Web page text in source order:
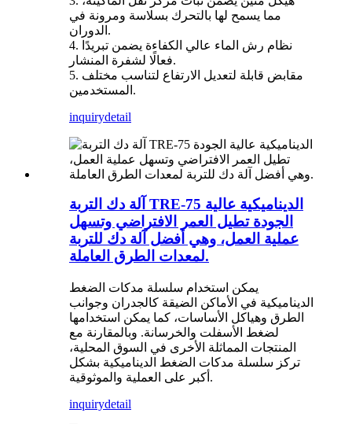
مما يسمح لها بالتحرك بسلاسة ومرونة في
الدوران.
4. نظام رش الماء عالي الكفاءة يضمن تبريدًا
فعالًا لشفرة المنشار.
5. مقابض قابلة لتعديل الارتفاع لتناسب مختلف
المستخدمين.
inquirydetail
آلة دك التربة TRE-75 الديناميكية عالية
الجودة تطيل العمر الافتراضي وتسهل
عملية العمل، وهي أفضل آلة دك للتربة
لمعدات الطرق العاملة.
يمكن استخدام سلسلة مدكات الضغط
الديناميكية في الأماكن الضيقة كالجدران وجوانب
الطرق وهياكل الأساسات، كما يمكن استخدامها
لضغط الأسفلت والخرسانة. وبالمقارنة مع
المنتجات المماثلة الأخرى في السوق المحلية،
تركز سلسلة مدكات الضغط الديناميكية بشكل
أكبر على العملية والموثوقية.
inquirydetail